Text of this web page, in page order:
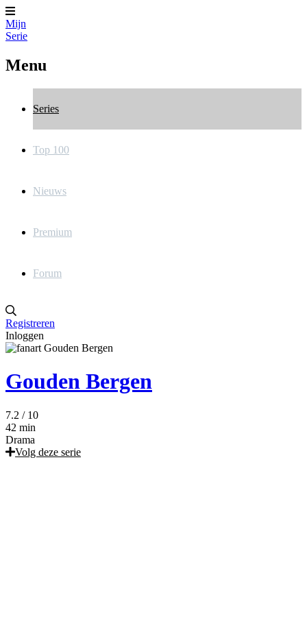
Mijn
Serie
Menu
Series
Top 100
Nieuws
Premium
Forum
Registreren
Inloggen
Gouden Bergen
7.2 / 10
42 min
Drama
Volg deze serie